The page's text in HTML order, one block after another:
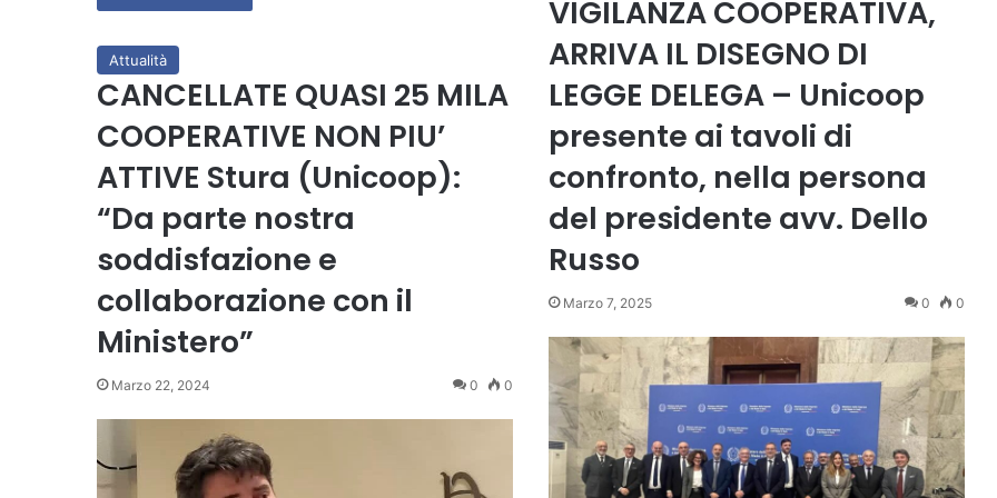
VIGILANZA COOPERATIVA,
ARRIVA IL DISEGNO DI
LEGGE DELEGA – Unicoop
presente ai tavoli di
confronto, nella persona
del presidente avv. Dello
Russo
Marzo 7, 2025 0 0
Attualità
CANCELLATE QUASI 25 MILA
COOPERATIVE NON PIU’
ATTIVE Stura (Unicoop):
“Da parte nostra
soddisfazione e
collaborazione con il
Ministero”
Marzo 22, 2024 0 0